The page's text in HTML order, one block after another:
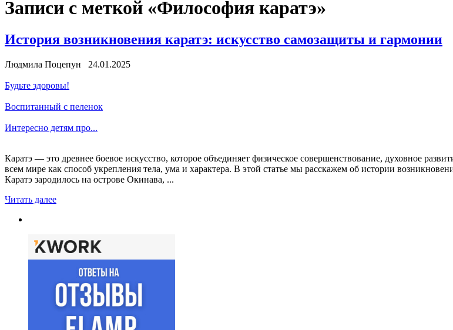
Записи с меткой «Философия каратэ»
История возникновения каратэ: искусство самозащиты и гармонии
Людмила Поцепун 24.01.2025
Будьте здоровы!
Воспитанный с пеленок
Интересно детям про...
Каратэ — это древнее боевое искусство, которое объединяет физическое совершенствование, духовное
всем мире как способ укрепления тела, ума и характера. В этой статье мы расскажем об истории
Каратэ зародилось на острове Окинава, ...
Читать далее